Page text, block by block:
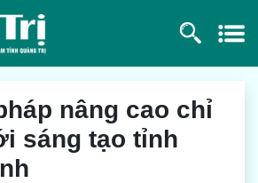
nâng cao chỉ
sáng tạo tỉnh